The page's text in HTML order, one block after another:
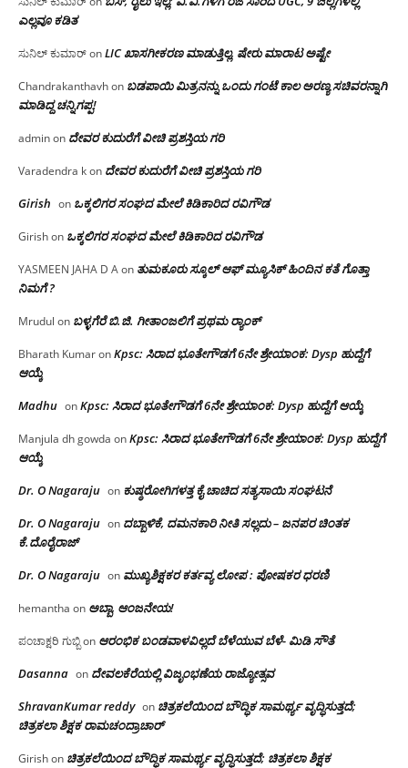
ಎಲ್ಲವೂ ಕಡಿತ
ಸುನಿಲ್ ಕುಮಾರ್onLIC ಖಾಸಗೀಕರಣ ಮಾಡುತ್ತಿಲ್ಲ, ಷೇರು ಮಾರಾಟ ಅಷ್ಟೇ
Chandrakanthavhon ಬಡಪಾಯಿ ಮಿತ್ರನನ್ನು ಒಂದು ಗಂಟೆ ಕಾಲ ಅರಣ್ಯ ಸಚಿವರನ್ನಾಗಿ
ಮಾಡಿದ್ದ ಚನ್ನಿಗಪ್ಪ!
adminon ದೇವರ ಕುದುರೆಗೆ ವೀಚಿ ಪ್ರಶಸ್ತಿಯ ಗರಿ
Varadendra kon ದೇವರ ಕುದುರೆಗೆ ವೀಚಿ ಪ್ರಶಸ್ತಿಯ ಗರಿ
Girish on ಒಕ್ಕಲಿಗರ ಸಂಘದ ಮೇಲೆ ಕಿಡಿಕಾರಿದ ರವಿಗೌಡ
Girishon ಒಕ್ಕಲಿಗರ ಸಂಘದ ಮೇಲೆ ಕಿಡಿಕಾರಿದ ರವಿಗೌಡ
YASMEEN JAHA D Aon ತುಮಕೂರು ಸ್ಕೂಲ್ ಆಫ್ ಮ್ಯೂಸಿಕ್ ಹಿಂದಿನ ಕತೆ ಗೊತ್ತಾ
ನಿಮಗೆ ?
Mrudul on ಬಳ್ಳಗೆರೆ ಬಿ.ಜಿ. ಗೀತಾಂಜಲಿಗೆ ಪ್ರಥಮ ರ‌್ಯಾಂಕ್
Bharath KumaronKpsc: ಸಿರಾದ ಭೂತೇಗೌಡಗೆ 6ನೇ ಶ್ರೇಯಾಂಕ: Dysp ಹುದ್ದೆಗೆ
ಆಯ್ಕೆ
Madhu onKpsc: ಸಿರಾದ ಭೂತೇಗೌಡಗೆ 6ನೇ ಶ್ರೇಯಾಂಕ: Dysp ಹುದ್ದೆಗೆ ಆಯ್ಕೆ
Manjula dh gowda onKpsc: ಸಿರಾದ ಭೂತೇಗೌಡಗೆ 6ನೇ ಶ್ರೇಯಾಂಕ: Dysp ಹುದ್ದೆಗೆ
ಆಯ್ಕೆ
Dr. O Nagaraju on ಕುಷ್ಠರೋಗಿಗಳತ್ತ ಕೈ ಚಾಚಿದ ಸತ್ಯಸಾಯಿ ಸಂಘಟನೆ
Dr. O Nagaraju on ದಬ್ಬಾಳಿಕೆ, ದಮನಕಾರಿ ನೀತಿ ಸಲ್ಲದು – ಜನಪರ ಚಿಂತಕ
ಕೆ.ದೊರೈರಾಜ್
Dr. O Nagaraju on ಮುಖ್ಯಶಿಕ್ಷಕರ ಕರ್ತವ್ಯ ಲೋಪ : ಪೋಷಕರ ಧರಣಿ
hemantha on ಅಬ್ಬಾ, ಆಂಜನೇಯ!
ಪಂಚಾಕ್ಷರಿ ಗುಬ್ಬಿon ಆರಂಭಿಕ ಬಂಡವಾಳವಿಲ್ಲದೆ ಬೆಳೆಯುವ ಬೆಳೆ- ಮಿಡಿ ಸೌತೆ
Dasanna on ದೇವಲಕೆರೆಯಲ್ಲಿ ವಿಜೃಂಭಣೆಯ ರಾಜ್ಯೋತ್ಸವ
ShravanKumar reddy on ಚಿತ್ರಕಲೆಯಿಂದ ಬೌದ್ಧಿಕ ಸಾಮರ್ಥ್ಯ ವೃದ್ಧಿಸುತ್ತದೆ;
ಚಿತ್ರಕಲಾ ಶಿಕ್ಷಕ ರಾಮಚಂದ್ರಾಚಾರ್
Girishon ಚಿತ್ರಕಲೆಯಿಂದ ಬೌದ್ಧಿಕ ಸಾಮರ್ಥ್ಯ ವೃದ್ಧಿಸುತ್ತದೆ; ಚಿತ್ರಕಲಾ ಶಿಕ್ಷಕ